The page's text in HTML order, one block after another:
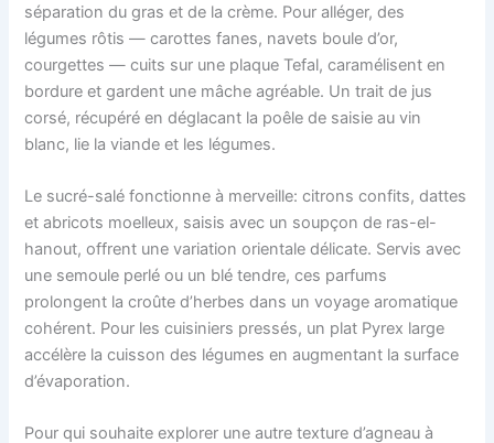
séparation du gras et de la crème. Pour alléger, des
légumes rôtis — carottes fanes, navets boule d’or,
courgettes — cuits sur une plaque Tefal, caramélisent en
bordure et gardent une mâche agréable. Un trait de jus
corsé, récupéré en déglacant la poêle de saisie au vin
blanc, lie la viande et les légumes.
Le sucré-salé fonctionne à merveille: citrons confits, dattes
et abricots moelleux, saisis avec un soupçon de ras-el-
hanout, offrent une variation orientale délicate. Servis avec
une semoule perlé ou un blé tendre, ces parfums
prolongent la croûte d’herbes dans un voyage aromatique
cohérent. Pour les cuisiniers pressés, un plat Pyrex large
accélère la cuisson des légumes en augmentant la surface
d’évaporation.
Pour qui souhaite explorer une autre texture d’agneau à